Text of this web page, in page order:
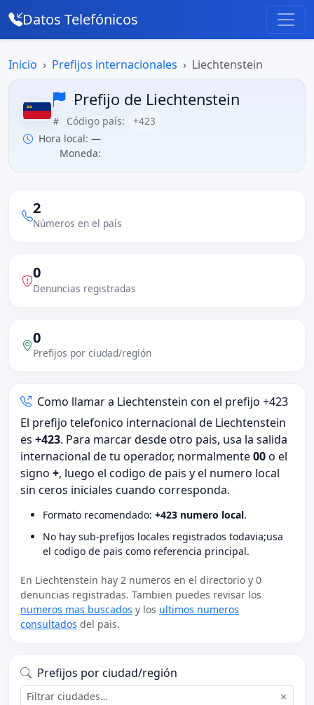
Datos Telefónicos
Inicio Prefijos internacionales Liechtenstein
Prefijo de Liechtenstein
Código país:
+423
Hora local: —
Moneda:
2
Números en el país
0
Denuncias registradas
0
Prefijos por ciudad/región
Como llamar a Liechtenstein con el prefijo +423
El prefijo telefonico internacional de Liechtenstein
es +423. Para marcar desde otro pais, usa la salida
internacional de tu operador, normalmente00o el
signo +, luego el codigo de pais y el numero local
sin ceros iniciales cuando corresponda.
Formato recomendado: +423 numero local.
No hay sub-prefijos locales registrados todavia;usa
el codigo de pais como referencia principal.
En Liechtenstein hay 2 numeros en el directorio y 0
denuncias registradas. Tambien puedes revisar los
numeros mas buscados y los ultimos numeros
consultados del pais.
Prefijos por ciudad/región
×